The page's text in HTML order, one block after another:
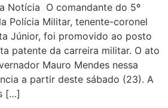
Notícia O comandante do 5º
Polícia Militar, tenente-coronel
Júnior, foi promovido ao posto
patente da carreira militar. O ato
Mauro Mendes nessa
a partir deste sábado (23). A
[…]